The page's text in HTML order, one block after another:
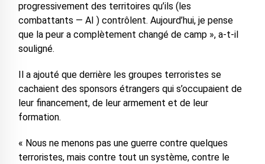
progressivement des territoires qu’ils (les
combattants — AI ) contrôlent. Aujourd’hui, je pense
que la peur a complètement changé de camp », a-t-il
souligné.
Il a ajouté que derrière les groupes terroristes se
cachaient des sponsors étrangers qui s’occupaient de
leur financement, de leur armement et de leur
formation.
« Nous ne menons pas une guerre contre quelques
terroristes, mais contre tout un système, contre le